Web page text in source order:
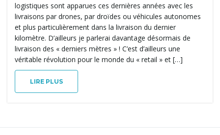
logistiques sont apparues ces dernières années avec les
livraisons par drones, par droïdes ou véhicules autonomes
et plus particulièrement dans la livraison du dernier
kilomètre. D’ailleurs je parlerai davantage désormais de
livraison des « derniers mètres » ! C’est d’ailleurs une
véritable révolution pour le monde du « retail » et […]
LIRE PLUS